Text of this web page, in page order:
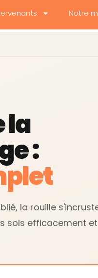
Notre
la
:
la rouille
sols efficacement et